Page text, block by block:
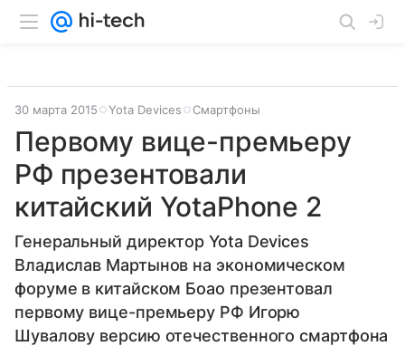
30 марта 2015 Yota Devices Смартфоны
Первому вице-премьеру
РФ презентовали
китайский YotaPhone 2
Генеральный директор Yota Devices
Владислав Мартынов на экономическом
форуме в китайском Боао презентовал
первому вице-премьеру РФ Игорю
Шувалову версию отечественного смартфона